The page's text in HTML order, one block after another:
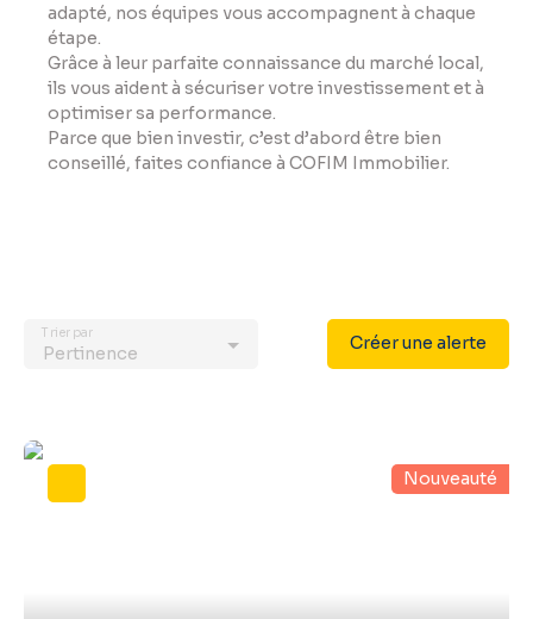
adapté, nos équipes vous accompagnent à chaque
étape.
Grâce à leur parfaite connaissance du marché local,
ils vous aident à sécuriser votre investissement et à
optimiser sa performance.
Parce que bien investir, c’est d’abord être bien
conseillé, faites confiance à COFIM Immobilier.
Pertinence
Trier par Créer une alerte
Nouveauté